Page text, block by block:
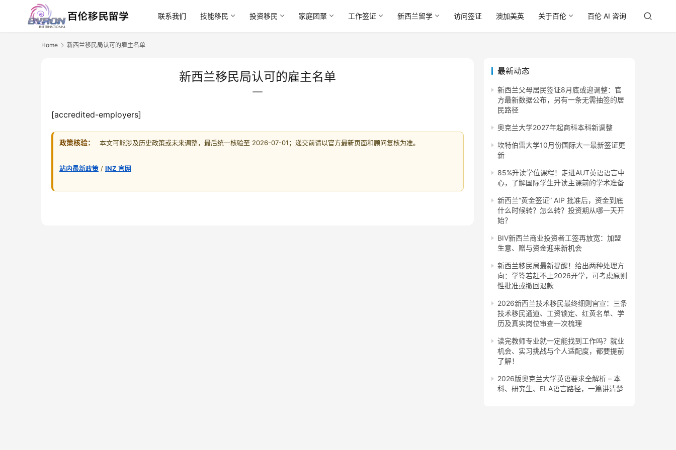
联系我们 技能移民 投资移民 家庭团聚 工作签证 新西兰留学 访问签证 澳加美英 关于百伦 百伦 AI 咨询
Home 新西兰移民局认可的雇主名单
新西兰移民局认可的雇主名单
[accredited-employers]
政策核验： 本文可能涉及历史政策或未来调整，最后统一核验至 2026-07-01；递交前请以官方最新页面和顾问复核为准。
站内最新政策 / INZ 官网
最新动态
新西兰父母居民签证8月底或迎调整：官
方最新数据公布，另有一条无需抽签的居
民路径
奥克兰大学2027年起商科本科新调整
坎特伯雷大学10月份国际大一最新签证更
新
85%升读学位课程！走进AUT英语语言中
心，了解国际学生升读主课前的学术准备
新西兰“黄金签证” AIP 批准后，资金到底
什么时候转？怎么转？投资期从哪一天开
始？
BIV新西兰商业投资者工签再放宽：加盟
生意、赠与资金迎来新机会
新西兰移民局最新提醒！给出两种处理方
向：学签若赶不上2026开学，可考虑原则
性批准或撤回退款
2026新西兰技术移民最终细则官宣：三条
技术移民通道、工资锁定、红黄名单、学
历及真实岗位审查一次梳理
读完教师专业就一定能找到工作吗？就业
机会、实习挑战与个人适配度，都要提前
了解！
2026版奥克兰大学英语要求全解析 – 本
科、研究生、ELA语言路径，一篇讲清楚